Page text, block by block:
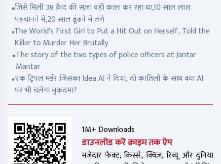
जिसे मिली उम्र क़ैद की सज़ा वही क़त्ल कर रहा था,10 साल लाश
पहचानने में,20 साल ढूंढने में लगे
The World's First Girl to Put a Hit Out on Herself, Told the
Killer to Murder Her Brutally
The story of the two types of police officers at Jantar
Mantar
एक ट्रिपल मर्डर जिसका Idea AI ने दिया, दो क़ातिलों के साथ क्या AI
पर भी चलेगा मुक़दमा?
1M+ Downloads
डाउनलोड करें क्राइम तक ऐप
मजेदार फैक्ट, किस्से, क्विज़, रिव्यू और दुनिया